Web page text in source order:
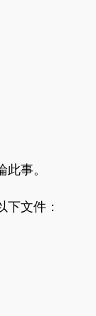
事。
文件：